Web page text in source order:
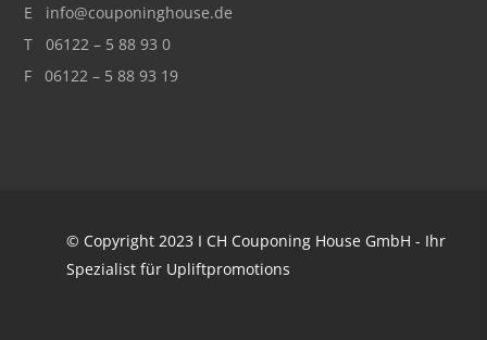
E info@couponinghouse.de
T 06122 – 5 88 93 0
F 06122 – 5 88 93 19
© Copyright 2023 I CH Couponing House GmbH - Ihr
Spezialist für Upliftpromotions